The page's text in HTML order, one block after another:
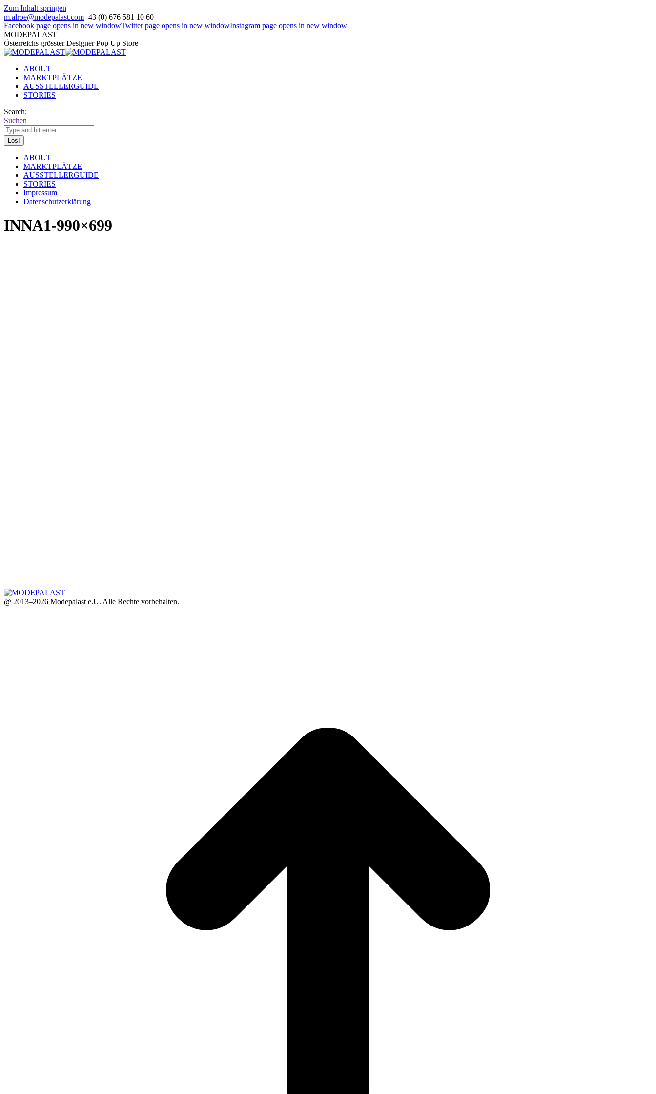
Zum Inhalt springen
m.alroe@modepalast.com+43 (0) 676 581 10 60
Facebook page opens in new windowTwitter page opens in new windowInstagram page opens in new window
MODEPALAST
Österreichs grösster Designer Pop Up Store
ABOUT
MARKTPLÄTZE
AUSSTELLERGUIDE
STORIES
Search:
Suchen
ABOUT
MARKTPLÄTZE
AUSSTELLERGUIDE
STORIES
Impressum
Datenschutzerklärung
INNA1-990×699
@ 2013–2026 Modepalast e.U. Alle Rechte vorbehalten.